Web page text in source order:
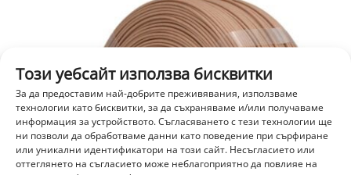
Този уебсайт използва бисквитки
За да предоставим най-добрите преживявания, използваме
технологии като бисквитки, за да съхраняваме и/или получаваме
информация за устройството. Съгласяването с тези технологии ще
ни позволи да обработваме данни като поведение при сърфиране
или уникални идентификатори на този сайт. Несъгласието или
оттеглянето на съгласието може неблагоприятно да повлияе на